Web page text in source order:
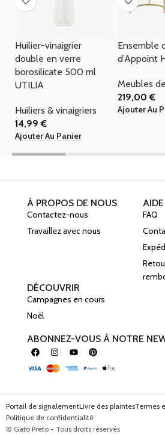
Huilier-vinaigrier
double en verre
borosilicate 500 ml
UTILIA
Huiliers & vinaigriers
14,99€
Ajouter Au Panier
Ensemble
d’Appoint
Meubles
219,00€
Ajouter Au
À PROPOS DE NOUS
Contactez-nous
Travaillez avec nous
AIDE
FAQ
DÉCOUVRIR
Campagnes en cours
Noël
ABONNEZ-VOUS À NOTRE
Portail de signalementLivre des plaintesTermes
Politique de confidentialité
© Gato Preto - Tous droits réservés